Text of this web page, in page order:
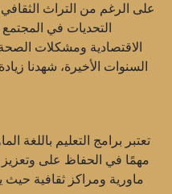
على الرغم من التراث
التحديات في
الاقتصادية ومشكلات
السنوات الأخيرة، شهدنا
تعتبر برامج التعليم باللغة
مهمًا في الحفاظ على وتعزيز
ماورية ومراكز ثقافية